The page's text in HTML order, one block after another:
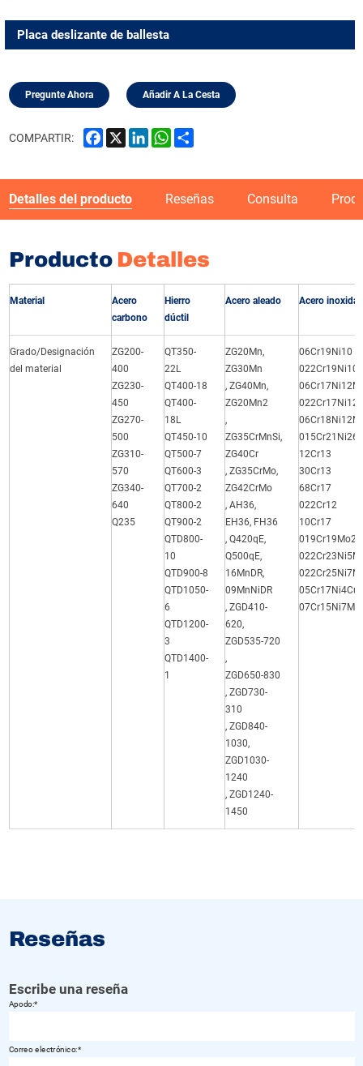
Placa deslizante de ballesta
Pregunte Ahora Añadir A La Cesta
COMPARTIR: Facebook
X LinkedInWhatsApp
Detalles del producto Reseñas Consulta
Producto Detalles
Material
Acero
carbono
Hierro
dúctil
Acero aleado Acero
Grado/Designación
del material
ZG200-
400
ZG230-
450
ZG270-
500
ZG310-
570
ZG340-
640
Q235
QT350-
22L
QT400-18
QT400-
18L
QT450-10
QT500-7
QT600-3
QT700-2
QT800-2
QT900-2
QTD800-
10
QTD900-8
QTD1050-
6
QTD1200-
3
QTD1400-
1
ZG20Mn,
ZG30Mn
, ZG40Mn,
ZG20Mn2
,
ZG35CrMnSi,
ZG40Cr
, ZG35CrMo,
ZG42CrMo
, AH36,
EH36, FH36
, Q420qE,
Q500qE,
16MnDR,
09MnNiDR
, ZGD410-
620,
ZGD535-720
,
ZGD650-830
, ZGD730-
310
, ZGD840-
1030,
ZGD1030-
1240
, ZGD1240-
1450
06Cr19Ni10
022Cr19Ni10
12Cr13
30Cr13
68Cr17
022Cr12
10Cr17
Reseñas
Escribe una reseña
Apodo:
Correo electrónico: